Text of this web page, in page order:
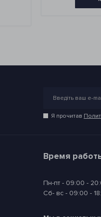
Я прочитав
Время
Пн-пт - 09:00 -
Сб- вс - 09:00 -